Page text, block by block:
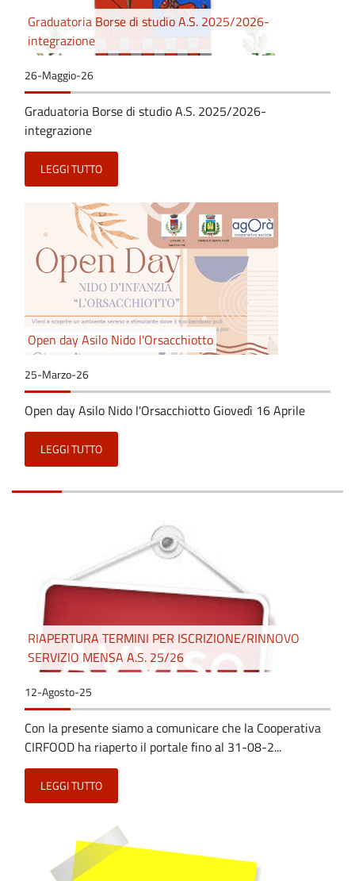
Graduatoria Borse di studio A.S. 2025/2026-
integrazione
26-Maggio-26
Graduatoria Borse di studio A.S. 2025/2026-
integrazione
LEGGI TUTTO
Open day Asilo Nido l'Orsacchiotto
25-Marzo-26
Open day Asilo Nido l'Orsacchiotto Giovedì 16 Aprile
LEGGI TUTTO
RIAPERTURA TERMINI PER ISCRIZIONE/RINNOVO
SERVIZIO MENSA A.S. 25/26
12-Agosto-25
Con la presente siamo a comunicare che la Cooperativa
CIRFOOD ha riaperto il portale fino al 31-08-2...
LEGGI TUTTO